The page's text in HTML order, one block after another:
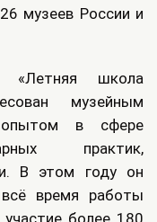
музеев России и
«Летняя школа
музейным
опытом в сфере
практик,
В этом году он
время работы
более 180